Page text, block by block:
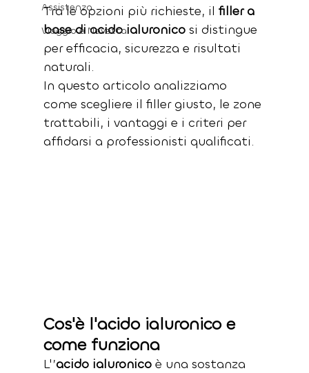
Assistenza
Viaggio e Navetta
Tra le opzioni più richieste, il filler a
base di acido ialuronico si distingue
per efficacia, sicurezza e risultati
naturali.
In questo articolo analizziamo
come scegliere il filler giusto, le zone
trattabili, i vantaggi e i criteri per
affidarsi a professionisti qualificati.
Cos'è l'acido ialuronico e
come funziona
L'’acido ialuronico è una sostanza